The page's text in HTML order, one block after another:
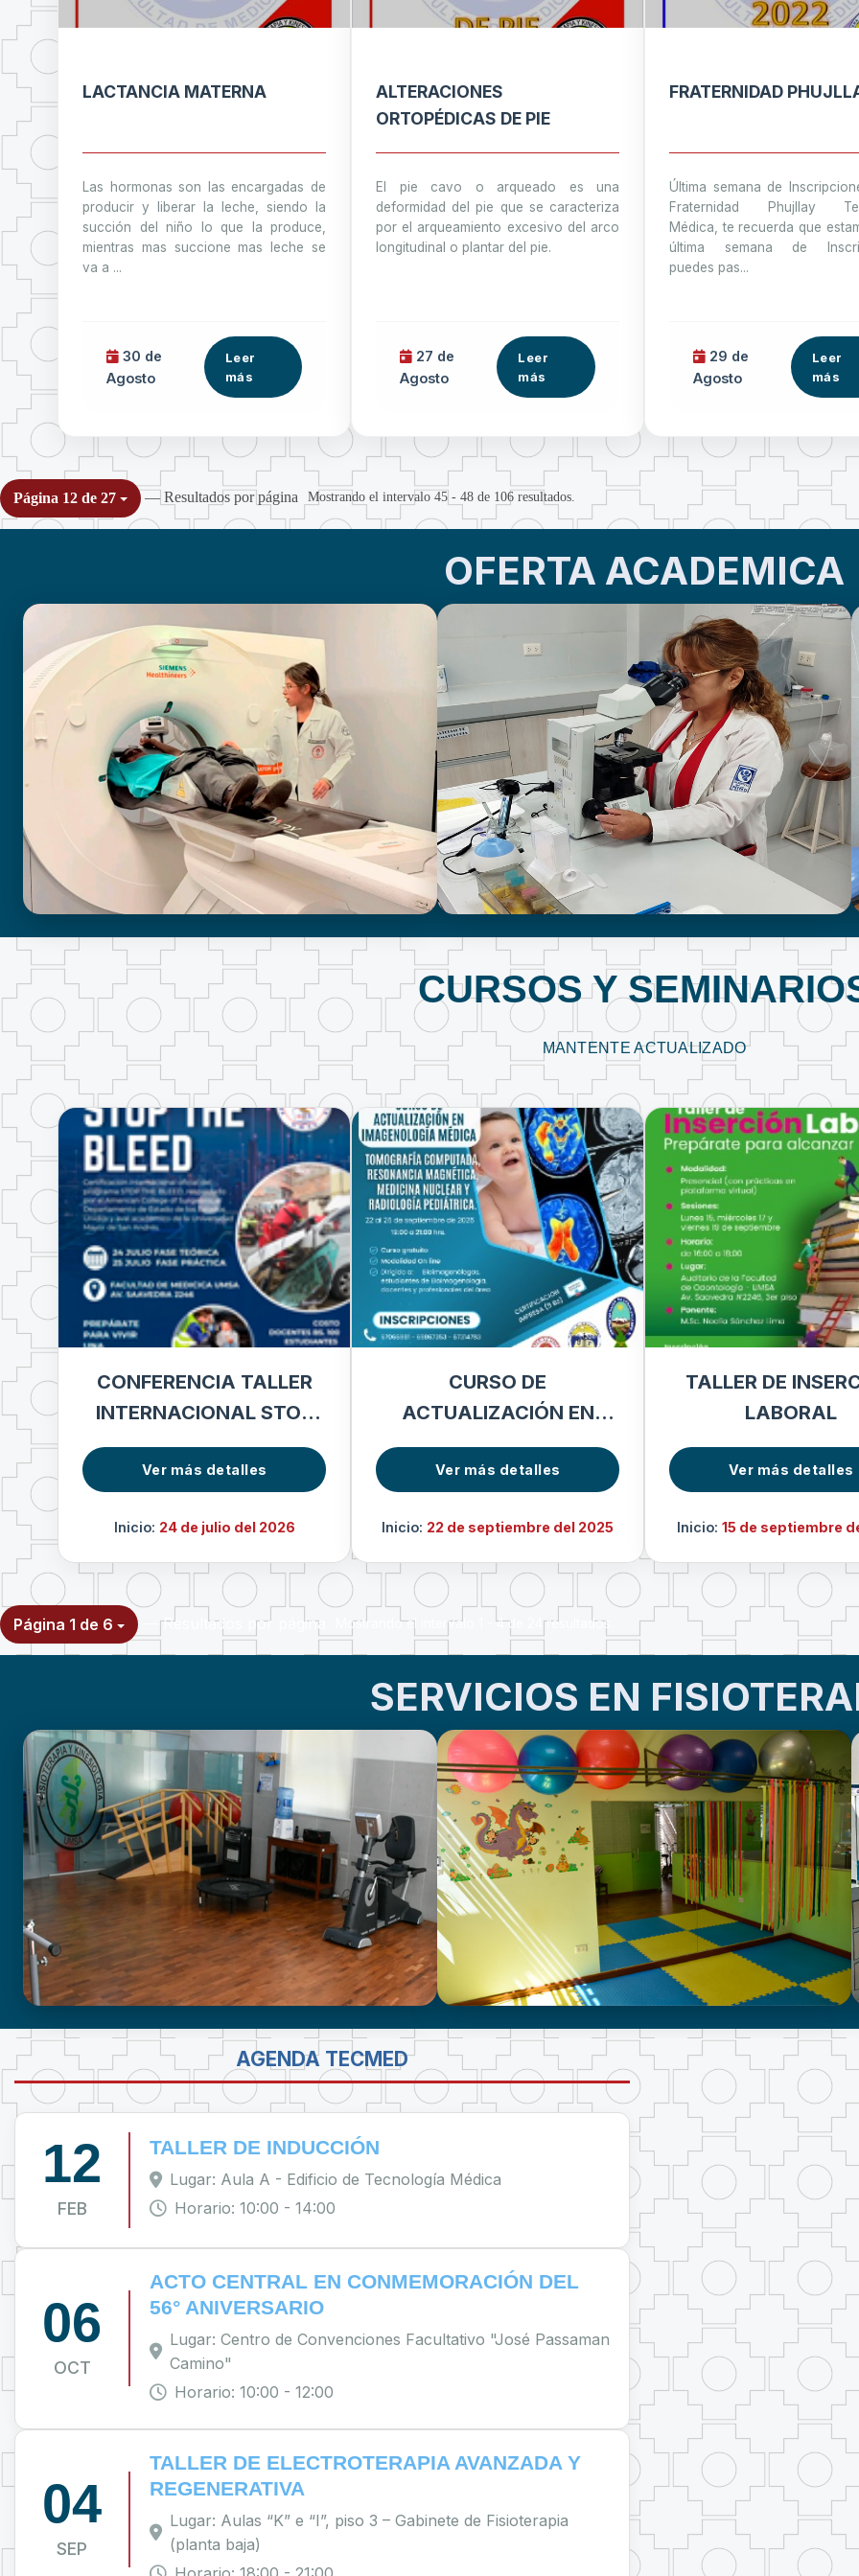
LACTANCIA MATERNA
Las hormonas son las encargadas de
producir y liberar la leche, siendo la
succión del niño lo que la produce,
mientras mas succione mas leche se
va a ...
30 de
Agosto
Leer
más
ALTERACIONES
ORTOPÉDICAS DE PIE
El pie cavo o arqueado es una
deformidad del pie que se caracteriza
por el arqueamiento excesivo del arco
longitudinal o plantar del pie.
27 de
Agosto
Leer
más
FRATERNIDAD
Última semana de
Fraternidad Phujllay
Médica, te recuerda que
última semana de
puedes pas...
29 de
Agosto
Leer
más
Página 12 de 27 — Resultados por página Mostrando el intervalo 45 - 48 de 106 resultados.
OFERTA ACADEMICA
BIOIMAGENOLOGÍA LABORATORIO CLÍNICO
CURSOS Y
MANTENTE ACTUALIZADO
CONFERENCIA TALLER
INTERNACIONAL STOP
THE BLEED
Ver más detalles
Inicio: 24 de julio del 2026
CURSO DE
ACTUALIZACIÓN EN
IMAGENOLOGÍA MÉDICA
Ver más detalles
Inicio: 22 de septiembre del 2025
TALLER DE
LABORAL
Ver más detalles
Inicio: 15 de septiembre
Página 1 de 6 — Resultados por página Mostrando el intervalo 1 - 4 de 24 resultados.
SERVICIOS EN
GABINETE DE FISIOTERAPIA
CENTRO DE ATENCIÓN EN
NEURODESARROLLO INFANTIL
AGENDA TECMED
12
FEB
TALLER DE INDUCCIÓN
Lugar: Aula A - Edificio de Tecnología Médica
Horario: 10:00 - 14:00
06
OCT
ACTO CENTRAL EN CONMEMORACIÓN DEL
56° ANIVERSARIO
Lugar: Centro de Convenciones Facultativo "José Passaman
Camino"
Horario: 10:00 - 12:00
04
SEP
TALLER DE ELECTROTERAPIA AVANZADA Y
REGENERATIVA
Lugar: Aulas “K” e “I”, piso 3 – Gabinete de Fisioterapia
(planta baja)